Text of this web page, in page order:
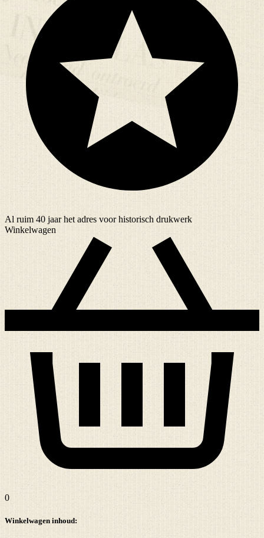
Al ruim 40 jaarhet adres voor historisch drukwerk
Winkelwagen
0
Winkelwagen inhoud: